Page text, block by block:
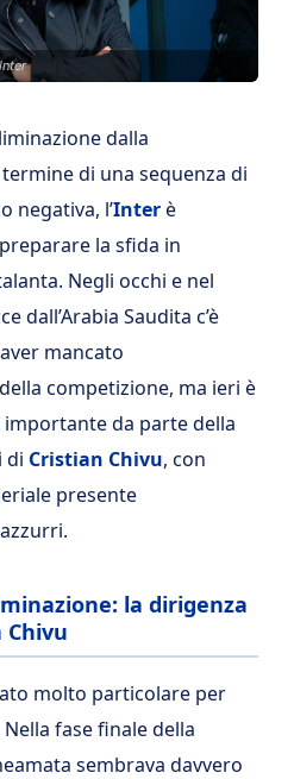
dalla
di una sequenza di
negativa, l’Interè
la sfida in
Negli occhi e nel
dall’Arabia Saudita c’è
mancato
competizione, ma ieri è
da parte della
di Cristian Chivu, con
presente
la dirigenza
Chivu
molto particolare per
fase finale della
sembrava davvero